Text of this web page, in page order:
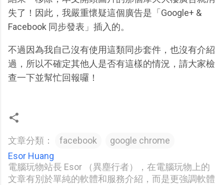
失了！因此，我嚴重懷疑這個廣告是「Google+ &
Facebook 同步發表」插入的。
不過因為我自己沒有使用這類同步套件，也沒有介紹
過，所以不確定其他人是否有這樣的情況，請大家檢
查一下並幫忙回報囉！
文章分類： facebook
google chrome
Esor Huang
電腦玩物站長 Esor （異塵行者），在電腦玩物上的
文章有別於單純的軟體和服務介紹，而是更強調軟體